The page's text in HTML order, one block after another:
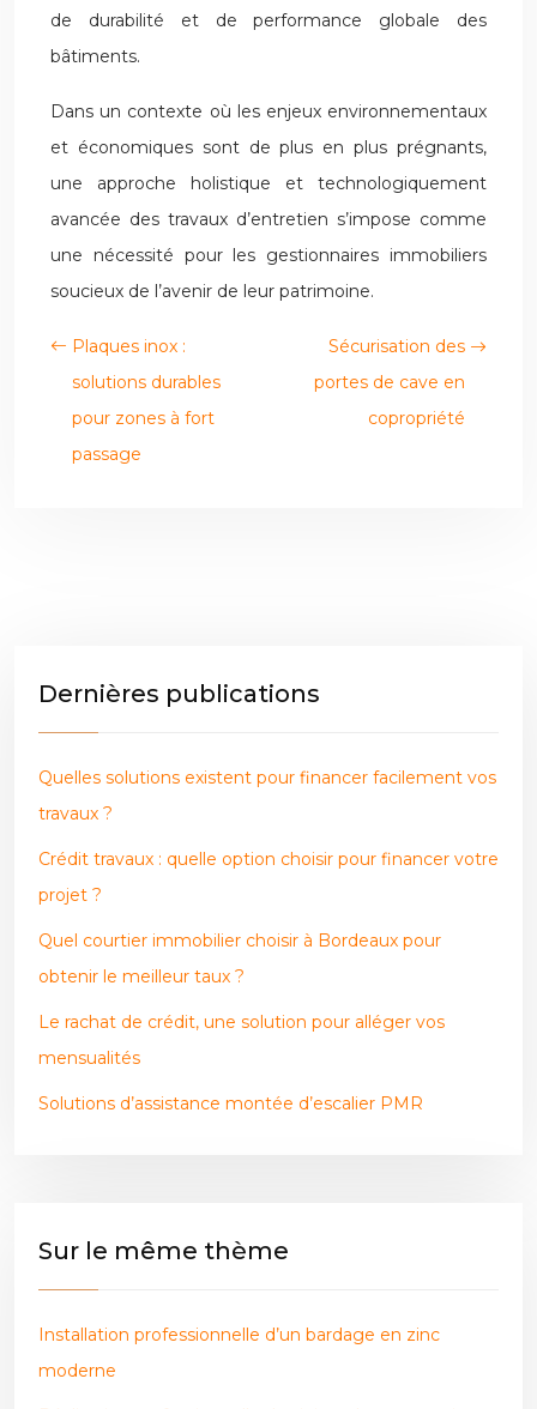
de durabilité et de performance globale des
bâtiments.
Dans un contexte où les enjeux environnementaux
et économiques sont de plus en plus prégnants,
une approche holistique et technologiquement
avancée des travaux d’entretien s’impose comme
une nécessité pour les gestionnaires immobiliers
soucieux de l’avenir de leur patrimoine.
Plaques inox :
solutions durables
pour zones à fort
passage
Sécurisation des
portes de cave en
copropriété
Dernières publications
Quelles solutions existent pour financer facilement vos
travaux ?
Crédit travaux : quelle option choisir pour financer votre
projet ?
Quel courtier immobilier choisir à Bordeaux pour
obtenir le meilleur taux ?
Le rachat de crédit, une solution pour alléger vos
mensualités
Solutions d’assistance montée d’escalier PMR
Sur le même thème
Installation professionnelle d’un bardage en zinc
moderne